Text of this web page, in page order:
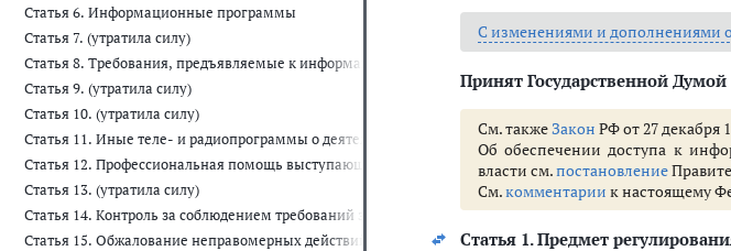
Статья 6. Информационные программы
Статья 7. (утратила силу)
Статья 8. Требования, предъявляемые к информационным и информационно-просветительским
Статья 9. (утратила силу)
Статья 10. (утратила силу)
Статья 11. Иные теле- и радиопрограммы о деятельности федеральных органов государственной власти
Статья 12. Профессиональная помощь выступающим
Статья 13. (утратила силу)
Статья 14. Контроль за соблюдением требований законодательства Российской Федерации о порядке
Статья 15. Обжалование неправомерных действий
С изменениями и дополнениями
Принят Государственной Думой
См. такжеЗакон РФ от 27 декабря
Об обеспечении доступа к
власти см.постановление
См.комментарии к настоящему
Статья 1.Предмет